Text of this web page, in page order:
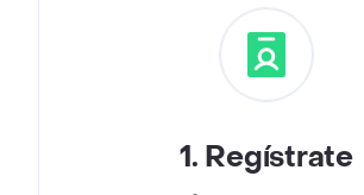
1. Regístrate